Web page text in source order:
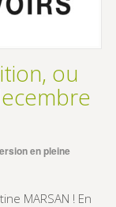
ou
en pleine
MARSAN ! En